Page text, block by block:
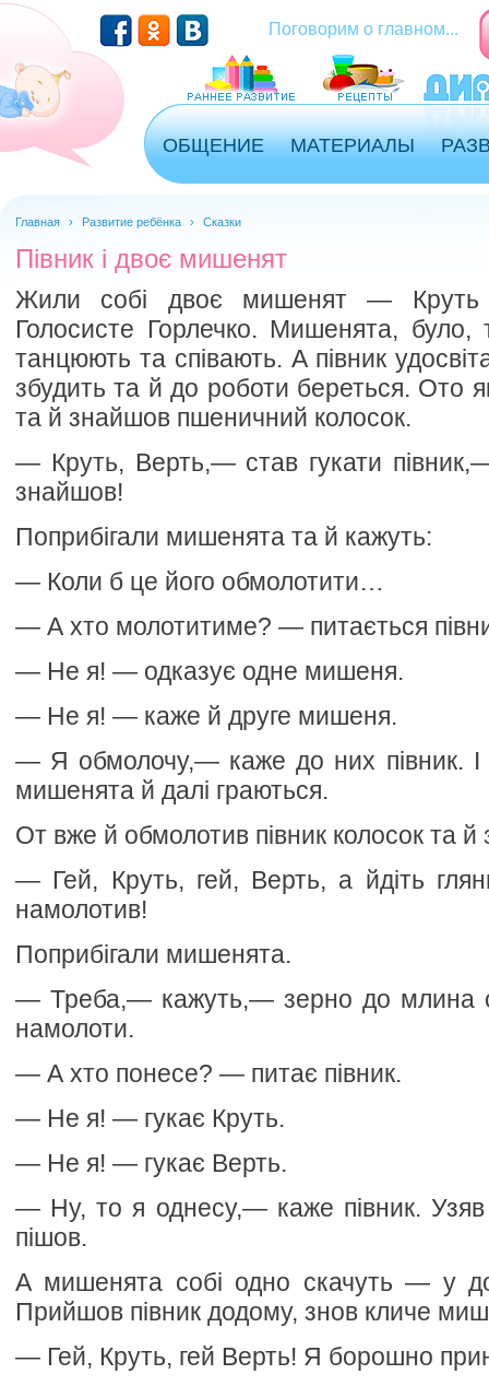
Перейти к основному содержанию
Поговорим о главном...
ОБЩЕНИЕ МАТЕРИАЛЫ
Главная › Развитие ребёнка › Сказки
Півник і двоє мишенят
Жили собі двоє мишенят — Круть
Голосисте Горлечко. Мишенята,
танцюють та співають. А півник
збудить та й до роботи береться. Ото
та й знайшов пшеничний колосок.
— Круть, Верть,— став гукати
знайшов!
Поприбігали мишенята та й кажуть:
— Коли б це його обмолотити…
— А хто молотитиме? — питається
— Не я! — одказує одне мишеня.
— Не я! — каже й друге мишеня.
— Я обмолочу,— каже до них півник. І
мишенята й далі граються.
От вже й обмолотив півник колосок та й
— Гей, Круть, гей, Верть, а йдіть
намолотив!
Поприбігали мишенята.
— Треба,— кажуть,— зерно до млина
намолоти.
— А хто понесе? — питає півник.
— Не я! — гукає Круть.
— Не я! — гукає Верть.
— Ну, то я однесу,— каже півник. Узяв
пішов.
А мишенята собі одно скачуть — у
Прийшов півник додому, знов кличе
— Гей, Круть, гей Верть! Я борошно